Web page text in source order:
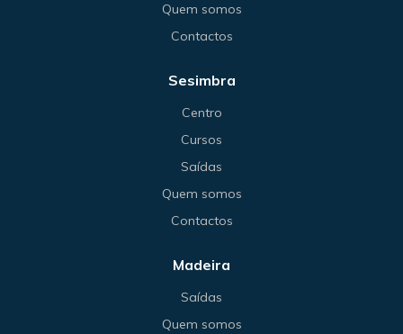
Quem somos
Contactos
Sesimbra
Centro
Cursos
Saídas
Quem somos
Contactos
Madeira
Saídas
Quem somos